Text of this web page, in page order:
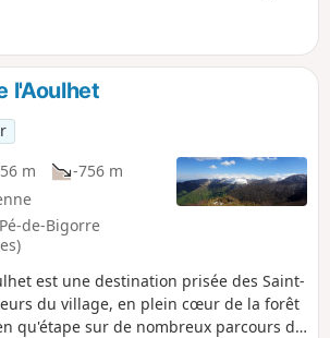
Découvrez les grandes
les estives de l'Aoulhet, sans doute
et les plus sauvages de la
du Pibeste-Aoulhet.
l'Aoulhet
m
-756 m
de-Bigorre
est une destination prisée des Saint-
du village, en plein cœur de la forêt
qu'étape sur de nombreux parcours du